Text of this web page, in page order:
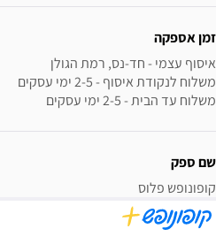
זמן אספקה
משלוח עד הבית - 2-5 ימי עסקים
שם ספק
קופונופש פלוס